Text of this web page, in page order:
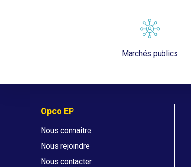
Marchés publics
Opco EP
Nous connaître
Nous rejoindre
Nous contacter